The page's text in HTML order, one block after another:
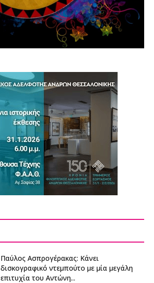
Παύλος Ασπρογέρακας: Κάνει
δισκογραφικό ντεμπούτο με μία μεγάλη
επιτυχία του Αντώνη...